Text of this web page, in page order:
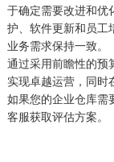
于确定需要改进和优
护、软件更新和员工
业务需求保持一致。
通过采用前瞻性的预
实现卓越运营，同时
如果您的企业仓库需
客服获取评估方案。